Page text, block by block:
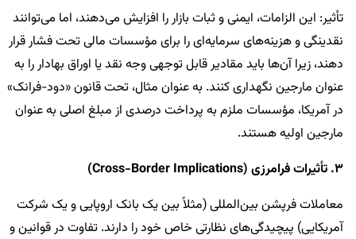
تأثیر: این الزامات، ایمنی و ثبات بازار را افزایش می‌دهند، اما می‌توانند
نقدینگی و هزینه‌های سرمایه‌ای را برای مؤسسات مالی تحت فشار قرار
دهند، زیرا آن‌ها باید مقادیر قابل توجهی وجه نقد یا اوراق بهادار را به
عنوان مارجین نگهداری کنند. به عنوان مثال، تحت قانون «دود-فرانک»
در آمریکا، مؤسسات ملزم به پرداخت درصدی از مبلغ اصلی به عنوان
مارجین اولیه هستند.
3. تأثیرات فرامرزی (Cross-Border Implications)
معاملات فرپشن بین‌المللی (مثلاً بین یک بانک اروپایی و یک شرکت
آمریکایی) پیچیدگی‌های نظارتی خاص خود را دارند. تفاوت در قوانین و